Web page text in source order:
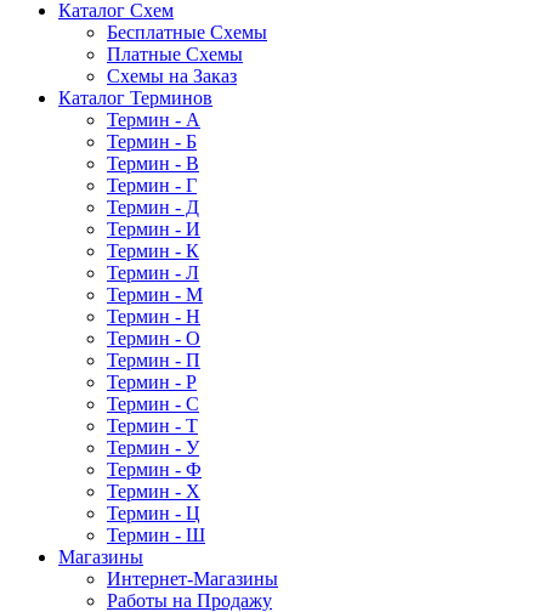
Каталог Схем
Бесплатные Схемы
Платные Схемы
Схемы на Заказ
Каталог Терминов
Термин - А
Термин - Б
Термин - В
Термин - Г
Термин - Д
Термин - И
Термин - К
Термин - Л
Термин - М
Термин - Н
Термин - О
Термин - П
Термин - Р
Термин - С
Термин - Т
Термин - У
Термин - Ф
Термин - Х
Термин - Ц
Термин - Ш
Магазины
Интернет-Магазины
Работы на Продажу